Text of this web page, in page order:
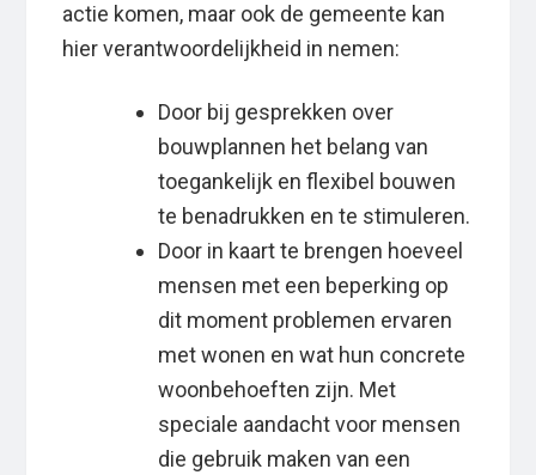
actie komen, maar ook de gemeente kan
hier verantwoordelijkheid in nemen:
Door bij gesprekken over
bouwplannen het belang van
toegankelijk en flexibel bouwen
te benadrukken en te stimuleren.
Door in kaart te brengen hoeveel
mensen met een beperking op
dit moment problemen ervaren
met wonen en wat hun concrete
woonbehoeften zijn. Met
speciale aandacht voor mensen
die gebruik maken van een